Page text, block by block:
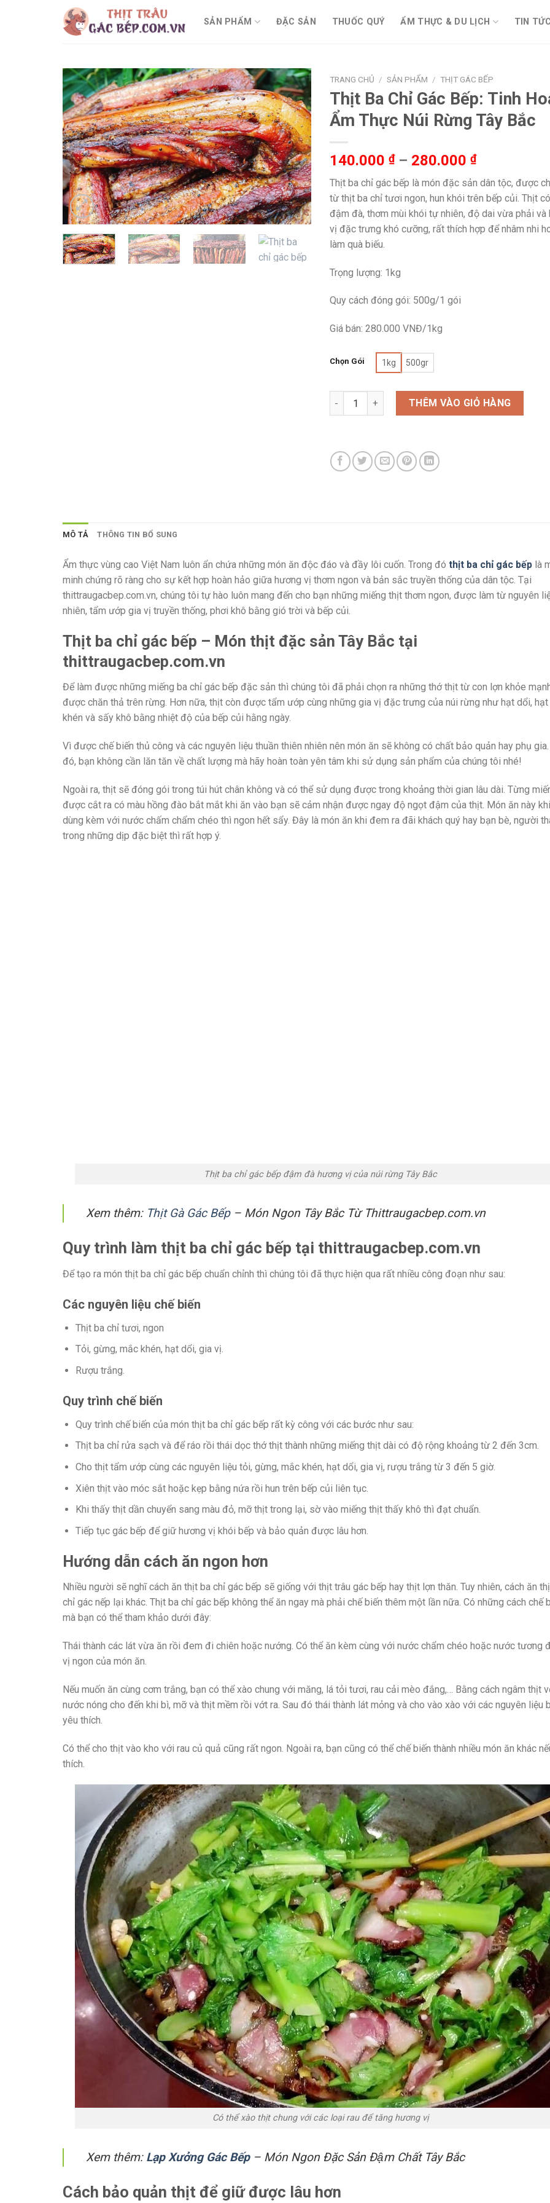
SẢN PHẨM ĐẶC SẢN THUỐC QUÝ ẨM THỰC & DU LỊCH TIN TỨC
TRANG CHỦ / SẢN PHẨM / THỊT GÁC BẾP
Thịt Ba Chỉ Gác Bếp: Tinh
Ẩm Thực Núi Rừng Tây Bắc
140.000 ₫ – 280.000 ₫Khoảng
giá:
từ
140.000 ₫
đến
280.000 ₫
Thịt ba chỉ gác bếp là món đặc sản dân tộc, được
từ thịt ba chỉ tươi ngon, hun khói trên bếp củi. Thịt
đậm đà, thơm mùi khói tự nhiên, độ dai vừa phải và
vị đặc trưng khó cưỡng, rất thích hợp để nhâm nhi
làm quà biếu.
Trọng lượng: 1kg
Quy cách đóng gói: 500g/1 gói
Giá bán: 280.000 VNĐ/1kg
Chọn Gói 1kg 500gr
Thịt Ba Chỉ Gác Bếp: Tinh Hoa Ẩm Thực Núi Rừng
THÊM VÀO GIỎ HÀNG
MÔ TẢ THÔNG TIN BỔ SUNG
Ẩm thực vùng cao Việt Nam luôn ẩn chứa những món ăn độc đáo và đầy lôi cuốn. Trong đó thịt ba chỉ gác bếp là
minh chứng rõ ràng cho sự kết hợp hoàn hảo giữa hương vị thơm ngon và bản sắc truyền thống của dân tộc. Tại
thittraugacbep.com.vn, chúng tôi tự hào luôn mang đến cho bạn những miếng thịt thơm ngon, được làm từ nguyên
nhiên, tẩm ướp gia vị truyền thống, phơi khô bằng gió trời và bếp củi.
Thịt ba chỉ gác bếp – Món thịt đặc sản Tây Bắc tại
thittraugacbep.com.vn
Để làm được những miếng ba chỉ gác bếp đặc sản thì chúng tôi đã phải chọn ra những thớ thịt từ con lợn khỏe
được chăn thả trên rừng. Hơn nữa, thịt còn được tẩm ướp cùng những gia vị đặc trưng của núi rừng như hạt dổi,
khén và sấy khô bằng nhiệt độ của bếp củi hằng ngày.
Vì được chế biến thủ công và các nguyên liệu thuần thiên nhiên nên món ăn sẽ không có chất bảo quản hay phụ
đó, bạn không cần lăn tăn về chất lượng mà hãy hoàn toàn yên tâm khi sử dụng sản phẩm của chúng tôi nhé!
Ngoài ra, thịt sẽ đóng gói trong túi hút chân không và có thể sử dụng được trong khoảng thời gian lâu dài. Từng
được cắt ra có màu hồng đào bắt mắt khi ăn vào bạn sẽ cảm nhận được ngay độ ngọt đậm của thịt. Món ăn này
dùng kèm với nước chấm chẩm chéo thì ngon hết sẩy. Đây là món ăn khi đem ra đãi khách quý hay bạn bè, người
trong những dịp đặc biệt thì rất hợp ý.
Thịt ba chỉ gác bếp đậm đà hương vị của núi rừng Tây Bắc
Xem thêm: Thịt Gà Gác Bếp– Món Ngon Tây Bắc Từ Thittraugacbep.com.vn
Quy trình làm thịt ba chỉ gác bếp tại thittraugacbep.com.vn
Để tạo ra món thịt ba chỉ gác bếp chuẩn chỉnh thì chúng tôi đã thực hiện qua rất nhiều công đoạn như sau:
Các nguyên liệu chế biến
Thịt ba chỉ tươi, ngon
Tỏi, gừng, mắc khén, hạt dổi, gia vị.
Rượu trắng.
Quy trình chế biến
Quy trình chế biến của món thịt ba chỉ gác bếp rất kỳ công với các bước như sau:
Thịt ba chỉ rửa sạch và để ráo rồi thái dọc thớ thịt thành những miếng thịt dài có độ rộng khoảng từ 2 đến 3cm.
Cho thịt tẩm ướp cùng các nguyên liệu tỏi, gừng, mắc khén, hạt dổi, gia vị, rượu trắng từ 3 đến 5 giờ.
Xiên thịt vào móc sắt hoặc kẹp bằng nứa rồi hun trên bếp củi liên tục.
Khi thấy thịt dần chuyển sang màu đỏ, mỡ thịt trong lại, sờ vào miếng thịt thấy khô thì đạt chuẩn.
Tiếp tục gác bếp để giữ hương vị khói bếp và bảo quản được lâu hơn.
Hướng dẫn cách ăn ngon hơn
Nhiều người sẽ nghĩ cách ăn thịt ba chỉ gác bếp sẽ giống với thịt trâu gác bếp hay thịt lợn thăn. Tuy nhiên, cách ăn
chỉ gác nếp lại khác. Thịt ba chỉ gác bếp không thể ăn ngay mà phải chế biến thêm một lần nữa. Có những cách chế
mà bạn có thể tham khảo dưới đây:
Thái thành các lát vừa ăn rồi đem đi chiên hoặc nướng. Có thể ăn kèm cùng với nước chẩm chéo hoặc nước tương
vị ngon của món ăn.
Nếu muốn ăn cùng cơm trắng, bạn có thể xào chung với măng, lá tỏi tươi, rau cải mèo đắng,… Bằng cách ngâm thịt
nước nóng cho đến khi bì, mỡ và thịt mềm rồi vớt ra. Sau đó thái thành lát mỏng và cho vào xào với các nguyên liệu
yêu thích.
Có thể cho thịt vào kho với rau củ quả cũng rất ngon. Ngoài ra, bạn cũng có thể chế biến thành nhiều món ăn khác
thích.
Có thể xào thịt chung với các loại rau để tăng hương vị
Xem thêm: Lạp Xưởng Gác Bếp– Món Ngon Đặc Sản Đậm Chất Tây Bắc
Cách bảo quản thịt để giữ được lâu hơn